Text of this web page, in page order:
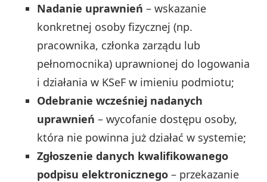
Nadanie uprawnień – wskazanie
konkretnej osoby fizycznej (np.
pracownika, członka zarządu lub
pełnomocnika) uprawnionej do logowania
i działania w KSeF w imieniu podmiotu;
Odebranie wcześniej nadanych
uprawnień – wycofanie dostępu osoby,
która nie powinna już działać w systemie;
Zgłoszenie danych kwalifikowanego
podpisu elektronicznego – przekazanie